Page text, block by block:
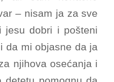
– nisam ja za sve
jesu dobri i pošteni
da mi objasne da ja
njihova osećanja i